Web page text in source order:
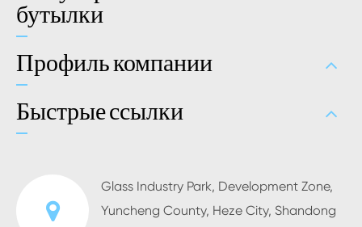
бутылки
Профиль компании
Быстрые ссылки
Glass Industry Park, Development Zone,
Yuncheng County, Heze City, Shandong